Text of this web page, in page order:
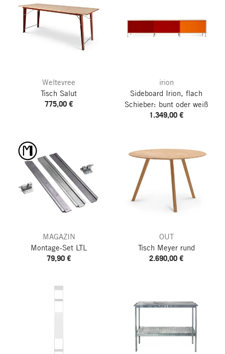
Weltevree
Tisch Salut
775,00 €
irion
Sideboard Irion, flach
Schieber: bunt oder weiß
1.349,00 €
MAGAZIN
Montage-Set LTL
79,90 €
OUT
Tisch Meyerrund
2.690,00 €